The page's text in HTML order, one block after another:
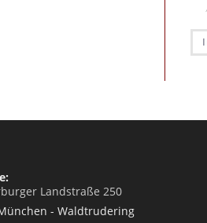
Landstraße 250
- Waldtrudering